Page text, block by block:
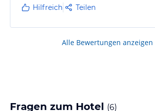
Hilfreich Teilen
Alle Bewertungen anzeigen
Fragen zum Hotel (6)